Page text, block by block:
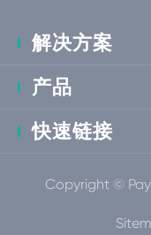
解决方案
产品
快速链接
Copyright ©